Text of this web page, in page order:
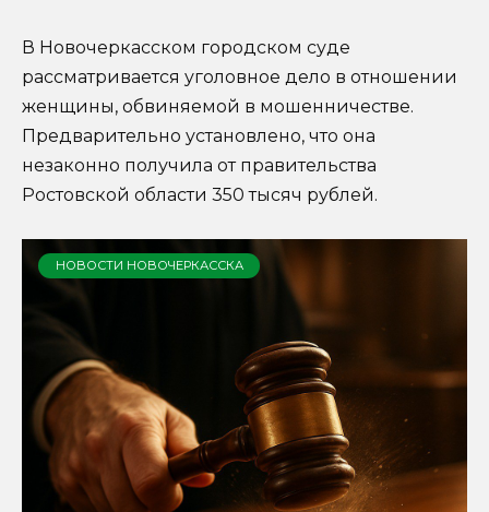
В Новочеркасском городском суде
рассматривается уголовное дело в отношении
женщины, обвиняемой в мошенничестве.
Предварительно установлено, что она
незаконно получила от правительства
Ростовской области 350 тысяч рублей.
НОВОСТИ НОВОЧЕРКАССКА